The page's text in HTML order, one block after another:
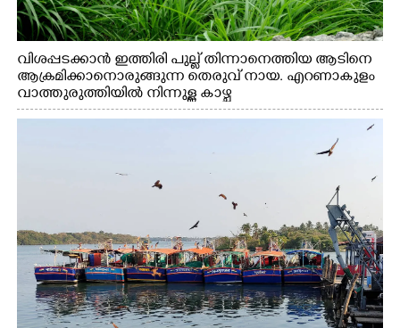
വിശപ്പടക്കാൻ ഇത്തിരി പുല്ല് തിന്നാനെത്തിയ ആടിനെ
ആക്രമിക്കാനൊരുങ്ങുന്ന തെരുവ് നായ. എറണാകുളം
വാത്തുരുത്തിയിൽ നിന്നുള്ള കാഴ്ച